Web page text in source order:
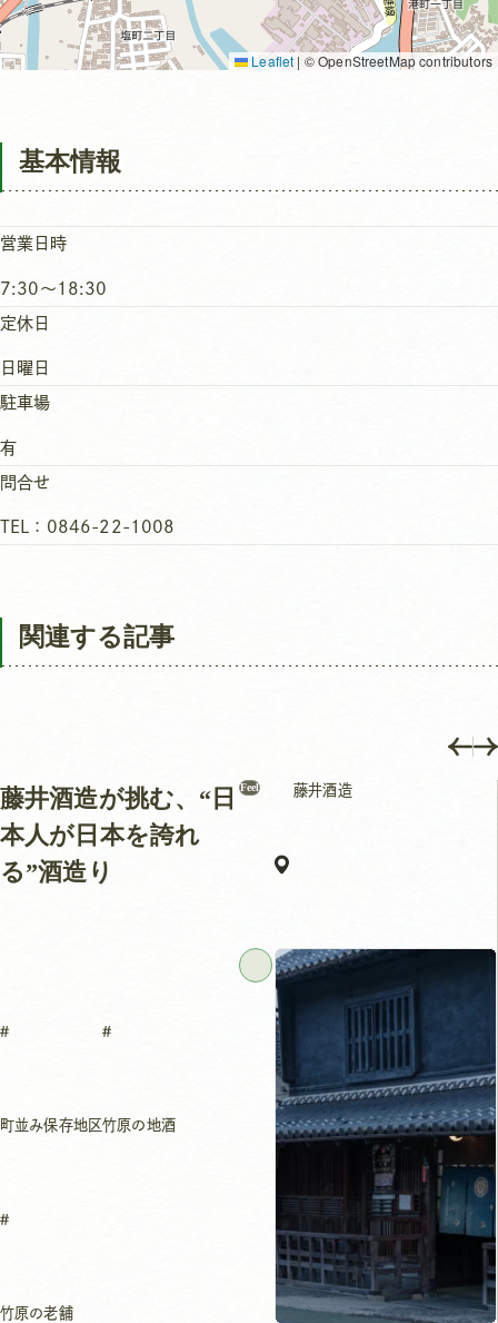
Leaflet | © OpenStreetMap contributors
基本情報
営業日時
7:30～18:30
定休日
日曜日
駐車場
有
問合せ
TEL：0846-22-1008
関連する記事
藤井酒造が挑む、“日
本人が日本を誇れ
る”酒造り
Feel 藤井酒造
町並み保存地区竹原の地酒
竹原の老舗